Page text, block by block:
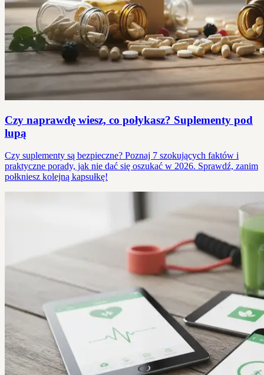
Czy naprawdę wiesz, co połykasz? Suplementy pod
lupą
Czy suplementy są bezpieczne? Poznaj 7 szokujących faktów i
praktyczne porady, jak nie dać się oszukać w 2026. Sprawdź, zanim
połkniesz kolejną kapsułkę!